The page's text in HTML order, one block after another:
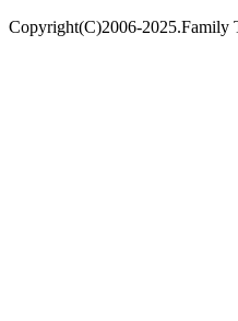
Copyright(C)2006-2025.Family